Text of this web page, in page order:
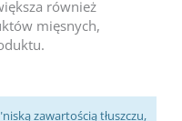
również
mięsnych,
zawartością tłuszczu,